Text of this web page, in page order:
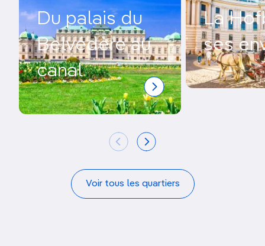
Du palais du
Belvédère au
canal
La
ses
Voir tous les quartiers